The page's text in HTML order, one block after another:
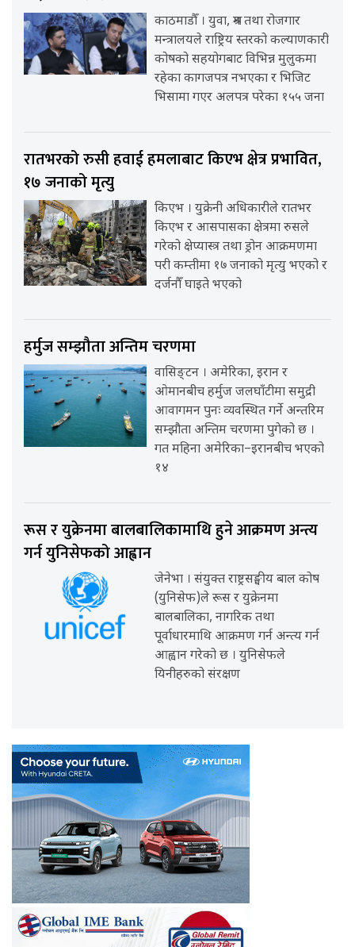
काठमाडौँ । युवा, श्रम तथा रोजगार
मन्त्रालयले राष्ट्रिय स्तरको कल्याणकारी
कोषको सहयोगबाट विभिन्न मुलुकमा
रहेका कागजपत्र नभएका र भिजिट
भिसामा गएर अलपत्र परेका १५५ जना
रातभरको रुसी हवाई हमलाबाट किएभ क्षेत्र प्रभावित,
१७ जनाको मृत्यु
किएभ । युक्रेनी अधिकारीले रातभर
किएभ र आसपासका क्षेत्रमा रुसले
गरेको क्षेप्यास्त्र तथा ड्रोन आक्रमणमा
परी कम्तीमा १७ जनाको मृत्यु भएको र
दर्जनौँ घाइते भएको
हर्मुज सम्झौता अन्तिम चरणमा
वासिङ्टन । अमेरिका, इरान र
ओमानबीच हर्मुज जलघाँटीमा समुद्री
आवागमन पुनः व्यवस्थित गर्ने अन्तरिम
सम्झौता अन्तिम चरणमा पुगेको छ ।
गत महिना अमेरिका–इरानबीच भएको
१४
रूस र युक्रेनमा बालबालिकामाथि हुने आक्रमण अन्त्य
गर्न युनिसेफको आह्वान
जेनेभा । संयुक्त राष्ट्रसङ्घीय बाल कोष
(युनिसेफ)ले रूस र युक्रेनमा
बालबालिका, नागरिक तथा
पूर्वाधारमाथि आक्रमण गर्न अन्त्य गर्न
आह्वान गरेको छ । युनिसेफले
यिनीहरुको संरक्षण